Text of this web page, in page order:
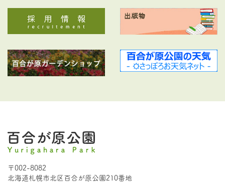
〒002-8082
北海道札幌市北区百合が原公園210番地